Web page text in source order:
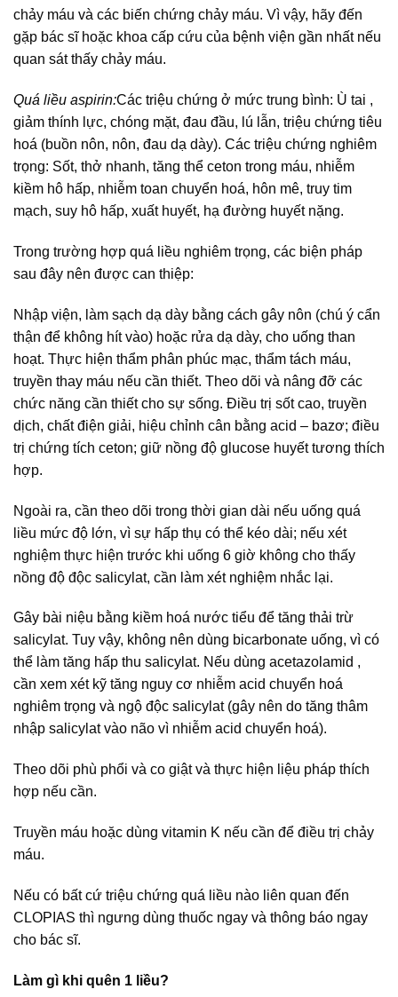
chảy máu và các biến chứng chảy máu. Vì vậy, hãy đến
gặp bác sĩ hoặc khoa cấp cứu của bệnh viện gần nhất nếu
quan sát thấy chảy máu.
Quá liều aspirin:Các triệu chứng ở mức trung bình: Ù tai ,
giảm thính lực, chóng mặt, đau đầu, lú lẫn, triệu chứng tiêu
hoá (buồn nôn, nôn, đau dạ dày). Các triệu chứng nghiêm
trọng: Sốt, thở nhanh, tăng thể ceton trong máu, nhiễm
kiềm hô hấp, nhiễm toan chuyển hoá, hôn mê, truy tim
mạch, suy hô hấp, xuất huyết, hạ đường huyết nặng.
Trong trường hợp quá liều nghiêm trọng, các biện pháp
sau đây nên được can thiệp:
Nhập viện, làm sạch dạ dày bằng cách gây nôn (chú ý cẩn
thận để không hít vào) hoặc rửa dạ dày, cho uống than
hoạt. Thực hiện thẩm phân phúc mạc, thẩm tách máu,
truyền thay máu nếu cần thiết. Theo dõi và nâng đỡ các
chức năng cần thiết cho sự sống. Điều trị sốt cao, truyền
dịch, chất điện giải, hiệu chỉnh cân bằng acid – bazơ; điều
trị chứng tích ceton; giữ nồng độ glucose huyết tương thích
hợp.
Ngoài ra, cần theo dõi trong thời gian dài nếu uống quá
liều mức độ lớn, vì sự hấp thụ có thể kéo dài; nếu xét
nghiệm thực hiện trước khi uống 6 giờ không cho thấy
nồng độ độc salicylat, cần làm xét nghiệm nhắc lại.
Gây bài niệu bằng kiềm hoá nước tiểu để tăng thải trừ
salicylat. Tuy vậy, không nên dùng bicarbonate uống, vì có
thể làm tăng hấp thu salicylat. Nếu dùng acetazolamid ,
cần xem xét kỹ tăng nguy cơ nhiễm acid chuyển hoá
nghiêm trọng và ngộ độc salicylat (gây nên do tăng thâm
nhập salicylat vào não vì nhiễm acid chuyển hoá).
Theo dõi phù phổi và co giật và thực hiện liệu pháp thích
hợp nếu cần.
Truyền máu hoặc dùng vitamin K nếu cần để điều trị chảy
máu.
Nếu có bất cứ triệu chứng quá liều nào liên quan đến
CLOPIAS thì ngưng dùng thuốc ngay và thông báo ngay
cho bác sĩ.
Làm gì khi quên 1 liều?